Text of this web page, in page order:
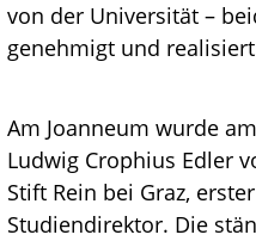
von der Universität –
genehmigt und
Am Joanneum wurde am
Ludwig Crophius Edler
Stift Rein bei Graz,
Studiendirektor. Die